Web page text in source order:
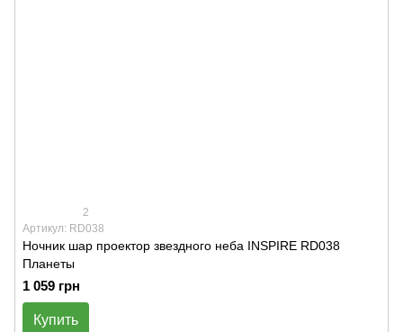
2
Артикул: RD038
Ночник шар проектор звездного неба INSPIRE RD038
Планеты
1 059 грн
Купить